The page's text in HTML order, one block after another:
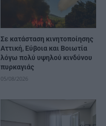
Σε κατάσταση κινητοποίησης
Αττική, Εύβοια και Βοιωτία
λόγω πολύ υψηλού κινδύνου
πυρκαγιάς
05/08/2026